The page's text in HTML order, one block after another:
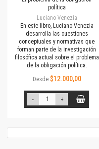
política
Luciano Venezia
En este libro, Luciano Venezia
desarrolla las cuestiones
conceptuales y normativas que
forman parte de la investigación
filosófica actual sobre el problema
de la obligación política.
Desde $12.000,00
- +